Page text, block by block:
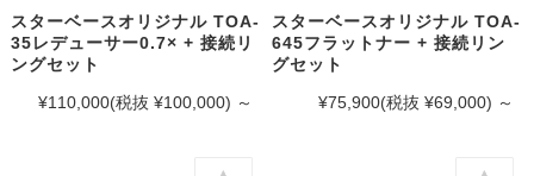
スターベースオリジナル TOA-
35レデューサー0.7× + 接続リ
ングセット
¥110,000(税抜 ¥100,000) ～
スターベースオリジナル TOA-
645フラットナー + 接続リン
グセット
¥75,900(税抜 ¥69,000) ～